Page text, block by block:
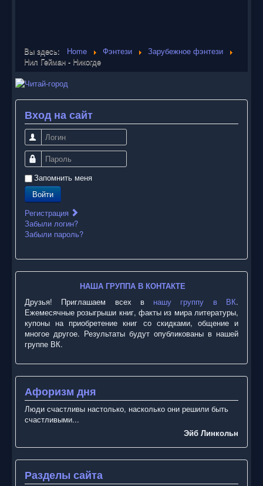
Вы здесь: Home Фэнтези
Зарубежное фэнтези
Нил Гейман - Никогде
Вход на сайт
Логин
Пароль
Запомнить меня
Войти
Регистрация
Забыли логин?
Забыли пароль?
НАША ГРУППА В КОНТАКТЕ
Друзья! Приглашаем всех в нашу группу в ВК.
Ежемесячные розыгрыши книг, факты из мира литературы,
купоны на приобретение книг со скидками, общение и
многое другое. Результаты будут опубликованы в нашей
группе ВК.
Афоризм дня
Люди счастливы настолько, насколько они решили быть
счастливыми...
Эйб Линкольн
Разделы сайта